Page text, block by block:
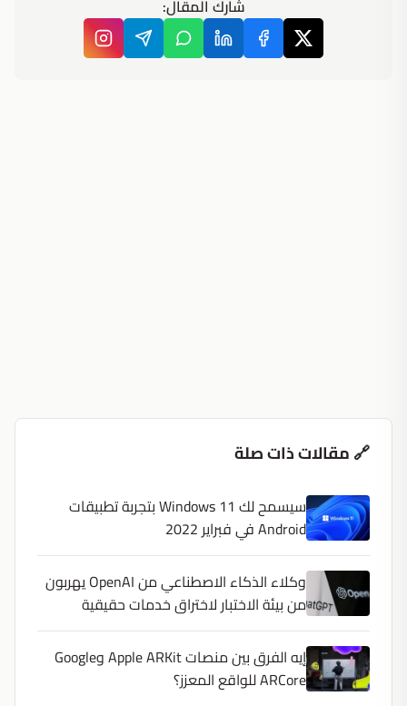
شارك المقال:
🔗 مقالات ذات صلة
سيسمح لك Windows 11 بتجربة تطبيقات
Android في فبراير 2022
وكلاء الذكاء الاصطناعي من OpenAI يهربون
من بيئة الاختبار لاختراق خدمات حقيقية
إيه الفرق بين منصات Apple ARKit وGoogle
ARCore للواقع المعزز؟